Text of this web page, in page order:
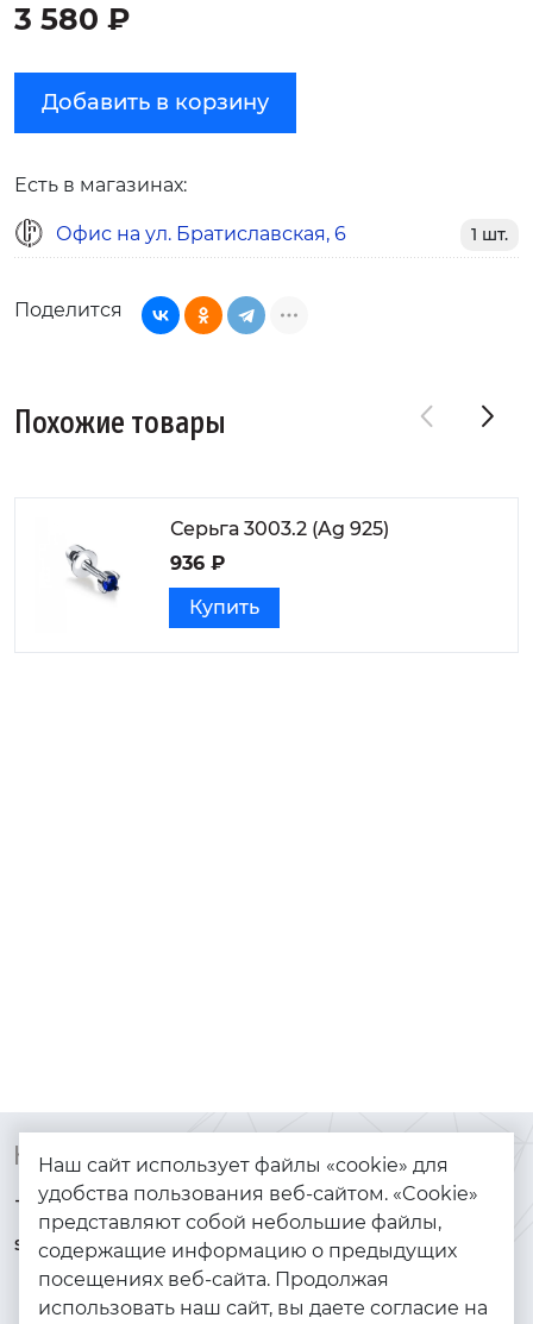
3 580 ₽
Добавить в корзину
Есть в магазинах:
Офис на ул. Братиславская, 6 1 шт.
Поделится
Похожие товары
Серьга 3003.2 (Ag 925)
936 ₽
Купить
Контакты
+7 (925) 144-64-73
serebryanyye.grani@mail.ru
Каталог
Браслеты
Золото
Серебро
Наш сайт использует файлы «cookie» для
удобства пользования веб-сайтом. «Cookie»
представляют собой небольшие файлы,
содержащие информацию о предыдущих
посещениях веб-сайта. Продолжая
использовать наш сайт, вы даете согласие на